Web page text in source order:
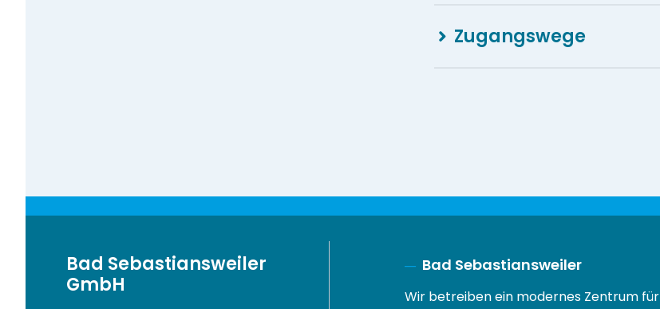
Zugangswege
Bad Sebastiansweiler
GmbH
Bad Sebastiansweiler
Wir betreiben ein modernes Zentrum für